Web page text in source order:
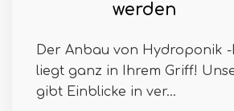
werden
Der Anbau von Hydroponik
liegt ganz in Ihrem Griff!
gibt Einblicke in ver...